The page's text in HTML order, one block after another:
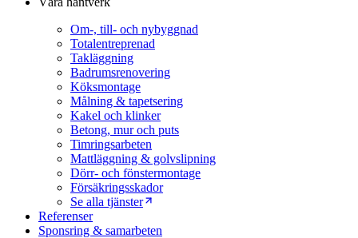
Om-, till- och nybyggnad
Totalentreprenad
Takläggning
Badrumsrenovering
Köksmontage
Målning & tapetsering
Kakel och klinker
Betong, mur och puts
Timringsarbeten
Mattläggning & golvslipning
Dörr- och fönstermontage
Försäkringsskador
Se alla tjänster
Referenser
Sponsring & samarbeten